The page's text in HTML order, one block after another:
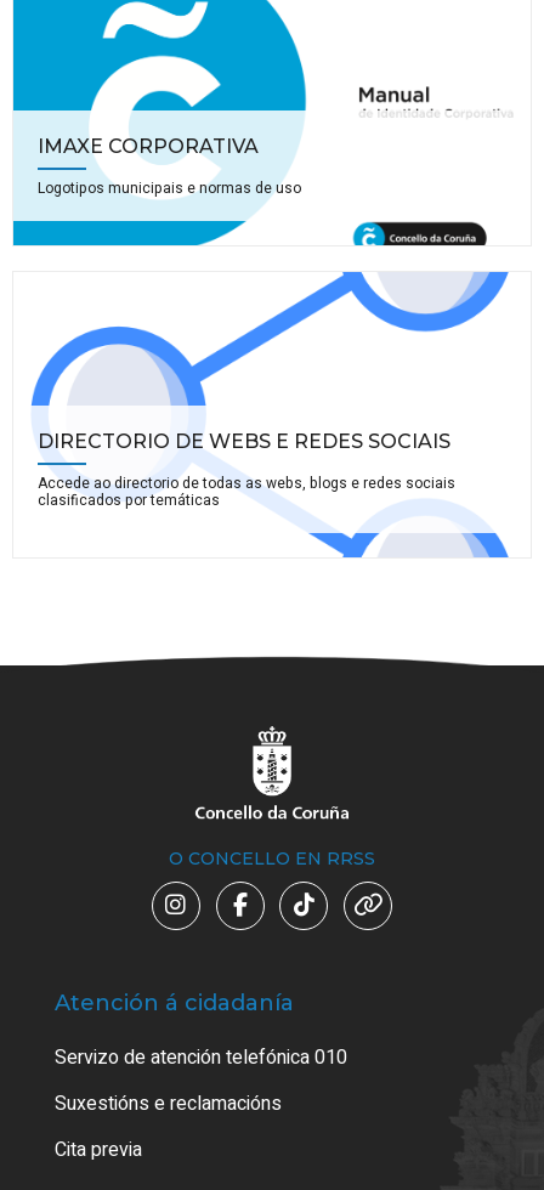
IMAXE CORPORATIVA
Logotipos municipais e normas de uso
DIRECTORIO DE WEBS E REDES SOCIAIS
Accede ao directorio de todas as webs, blogs e redes sociais
clasificados por temáticas
O CONCELLO EN RRSS
Atención á cidadanía
Servizo de atención telefónica 010
Suxestións e reclamacións
Cita previa